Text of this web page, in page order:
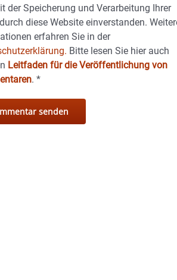
der Speicherung und Verarbeitung Ihrer
diese Website einverstanden.
erfahren Sie in der
Bitte lesen Sie hier auch
Leitfaden für die Veröffentlichung von
.*